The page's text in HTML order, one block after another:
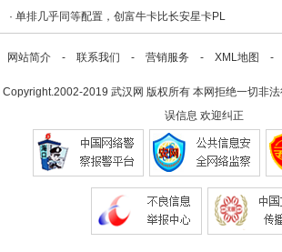
· 单排几乎同等配置，创富牛卡比长安星卡PL
网站简介- 联系我们 - 营销服务 - XML地图 -
Copyright.2002-2019 武汉网 版权所有 本网拒绝一切非
误信息 欢迎纠正